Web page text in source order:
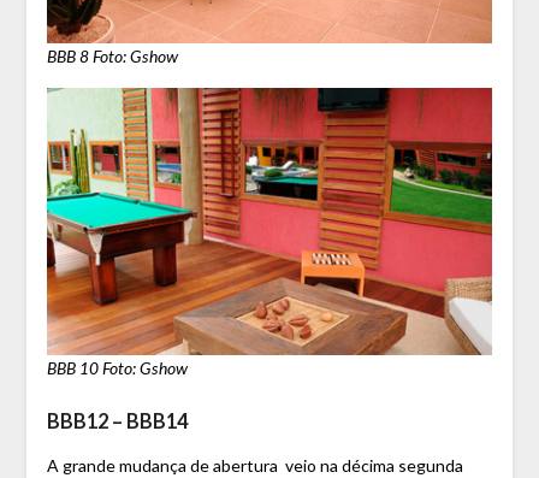
BBB 8 Foto: Gshow
BBB 10 Foto: Gshow
BBB12 – BBB14
A grande mudança de abertura veio na décima segunda